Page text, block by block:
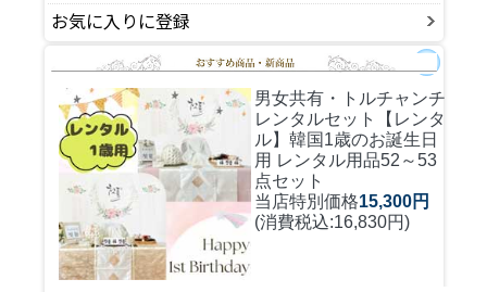
お気に入りに登録
男女共有・トルチャンチ
レンタルセット
【レンタ
ル】韓国1歳のお誕生日
用 レンタル用品52～53
点セット
当店特別価格15,300円
(消費税込:16,830円)